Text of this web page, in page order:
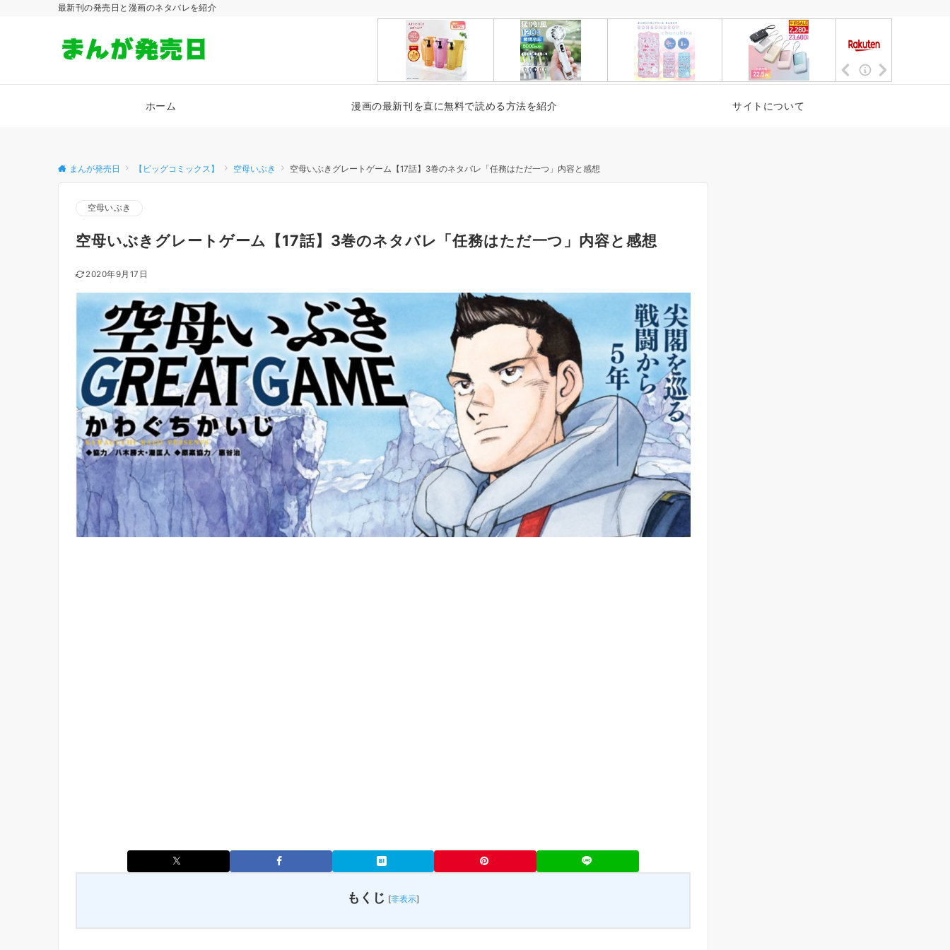
最新刊の発売日と漫画のネタバレを紹介
ホーム 漫画の最新刊を直に無料で読める方法を紹介 サイトについて
まんが発売日 【ビッグコミックス】 空母いぶき 空母いぶきグレートゲーム【17話】3巻のネタバレ「任務はただ一つ」内容と感想
空母いぶき
空母いぶきグレートゲーム【17話】3巻のネタバレ「任務はただ一つ」内容と感想
2020年9月17日
もくじ [非表示]